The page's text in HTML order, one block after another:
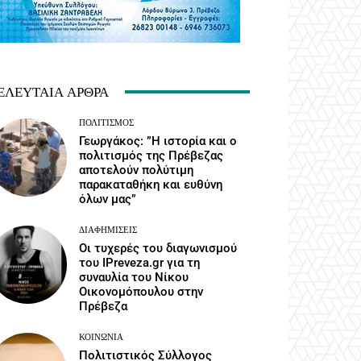
ΆΡΘΡΑ
ΠΟΛΙΤΙΣΜΌΣ
Γεωργάκος: ”Η ιστορία και ο
πολιτισμός της Πρέβεζας
αποτελούν πολύτιμη
παρακαταθήκη και ευθύνη
όλων μας”
ΔΙΑΦΗΜΊΣΕΙΣ
Οι τυχερές του διαγωνισμού
του IPreveza.gr για τη
συναυλία του Νίκου
Οικονομόπουλου στην
Πρέβεζα
ΚΟΙΝΩΝΙΑ
Πολιτιστικός Σύλλογος